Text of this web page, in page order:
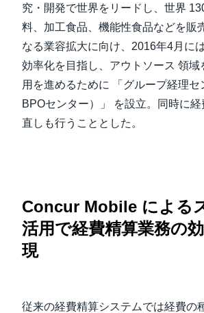
究・開発で世界をリードし、世界
料、加工食品、機能性食品などを販
なる業容拡大に向け、2016年4月に
効率化を目指し、アウトソース 領域
用を進めるために 「グループ経理セ
BPOセンター）」 を設立。同時に
直しも行うこととした。
Concur Mobile による
活用で経費精算業務の
現
従来の経費精算システムでは経費の